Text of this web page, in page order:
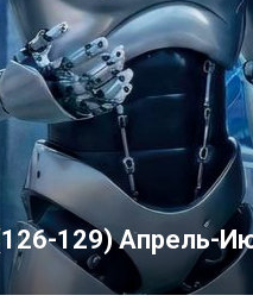
129) Апрель-